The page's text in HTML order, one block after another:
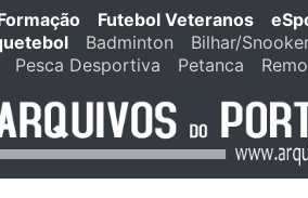
Futebol Veteranos
Badminton Bilhar/
Pesca Desportiva Petanca Remo